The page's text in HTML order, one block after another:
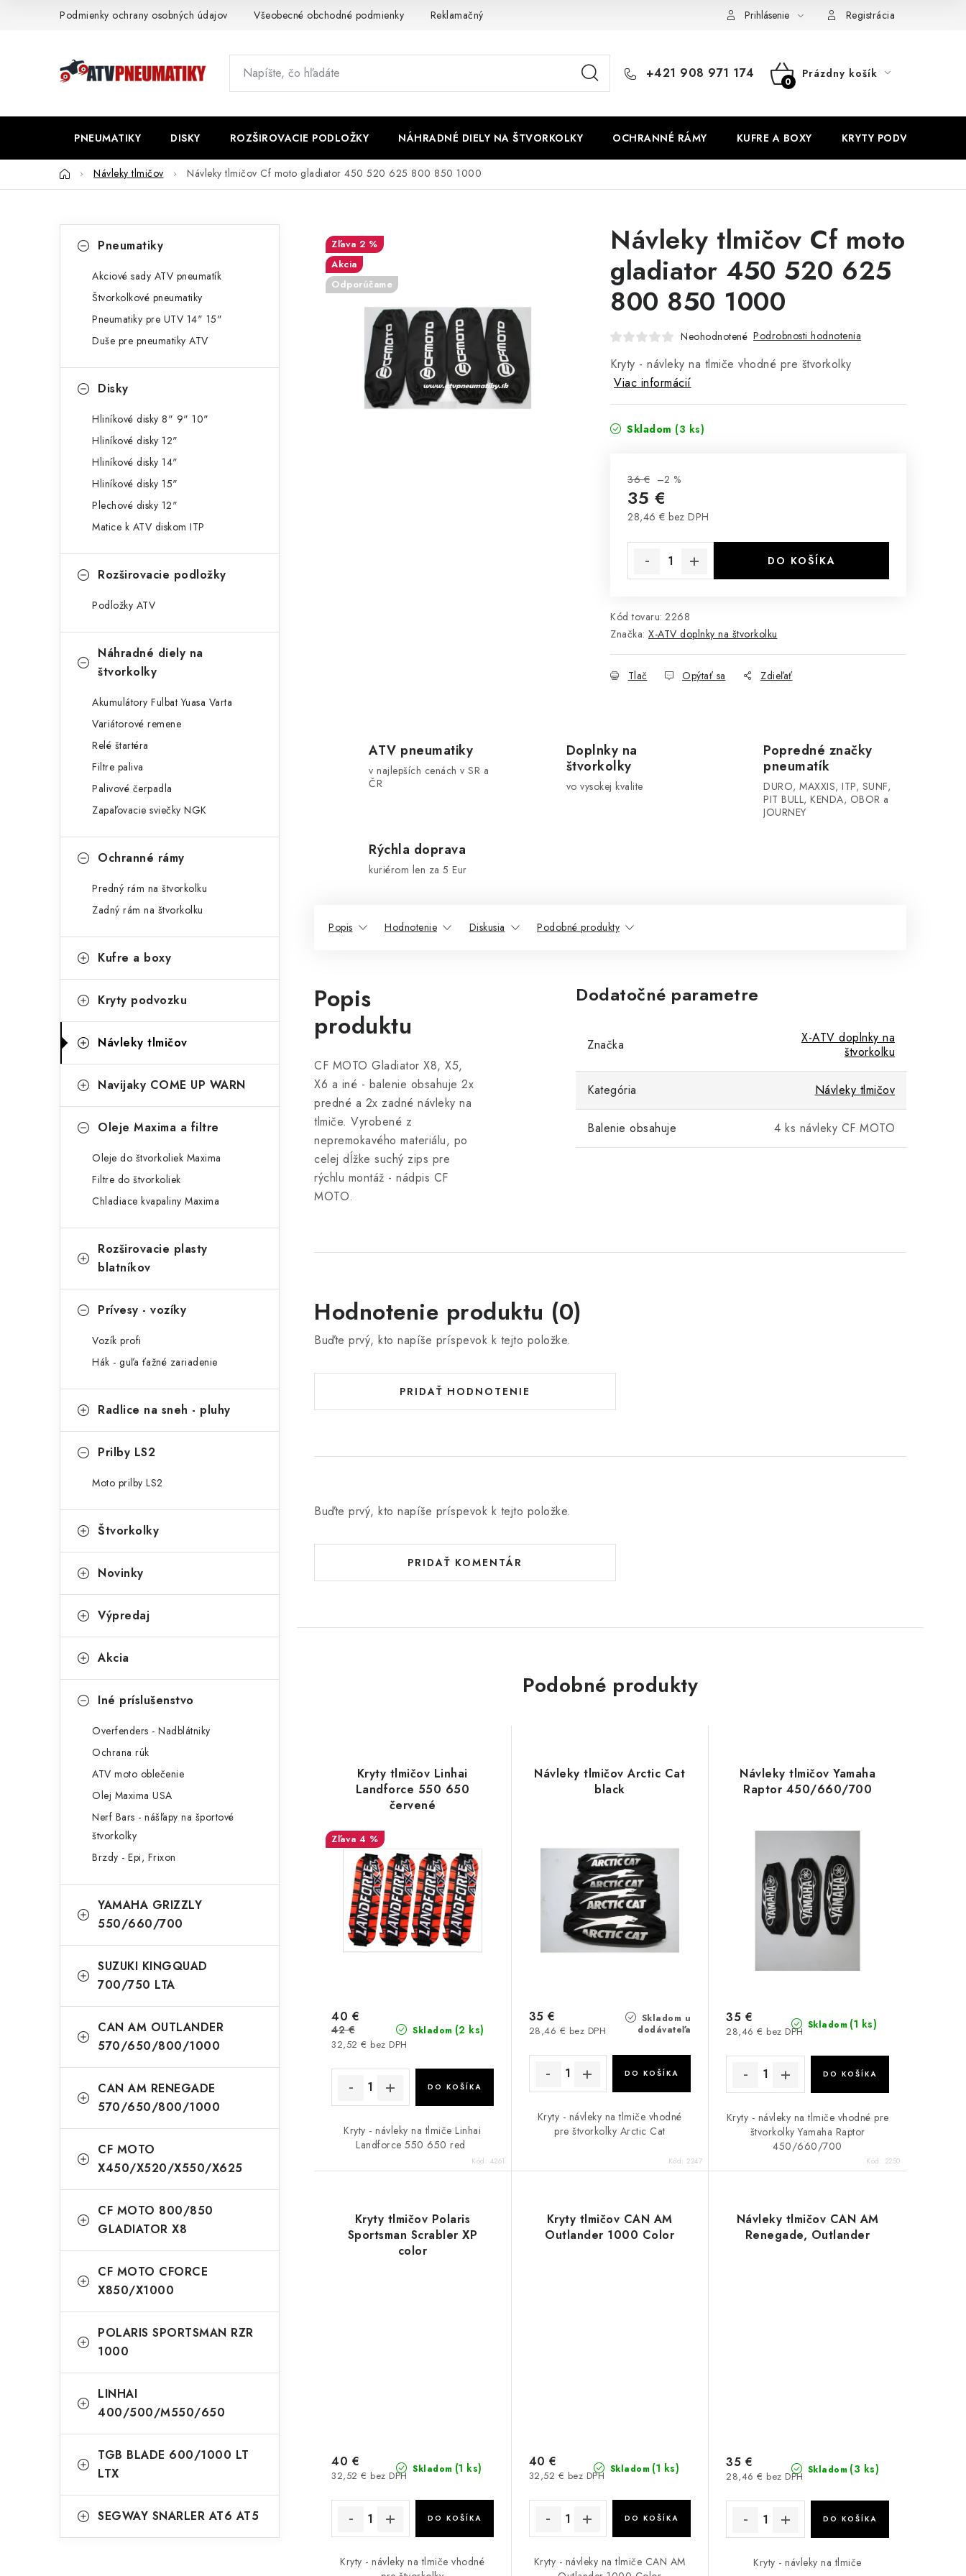
Podmienky ochrany osobných údajov Všeobecné obchodné podmienky Reklamačný poriadok - formulár Prihlásenie Registrácia
+421 908 971 174
NÁKUPNÝ
Prázdny košík
PNEUMATIKY DISKY ROZŠIROVACIE PODLOŽKY NÁHRADNÉ DIELY NA ŠTVORKOLKY OCHRANNÉ RÁMY KUFRE A BOXY KRYTY PODVOZKU
DomovNávleky tlmičov Návleky tlmičov Cf moto gladiator 450 520 625 800 850 1000
p
kategóriePneumatiky
Akciové sady ATV pneumatík
Štvorkolkové pneumatiky
Pneumatiky pre UTV 14" 15"
Duše pre pneumatiky ATV
Disky
Hliníkové disky 8" 9" 10"
Hliníkové disky 12"
Hliníkové disky 14"
Hliníkové disky 15"
Plechové disky 12"
Matice k ATV diskom ITP
Rozširovacie podložky
Podložky ATV
Náhradné diely na
štvorkolky
Akumulátory Fulbat Yuasa Varta
Variátorové remene
Relé štartéra
Filtre paliva
Palivové čerpadla
Zapaľovacie sviečky NGK
Ochranné rámy
Predný rám na štvorkolku
Zadný rám na štvorkolku
Kufre a boxy
Kryty podvozku
Návleky tlmičov
Navijaky COME UP WARN
Oleje Maxima a filtre
Oleje do štvorkoliek Maxima
Filtre do štvorkoliek
Chladiace kvapaliny Maxima
Rozširovacie plasty
blatníkov
Prívesy - vozíky
Vozík profi
Hák - guľa ťažné zariadenie
Radlice na sneh - pluhy
Prilby LS2
Moto prilby LS2
Štvorkolky
Novinky
Výpredaj
Akcia
Iné príslušenstvo
Overfenders - Nadblátniky
Ochrana rúk
ATV moto oblečenie
Olej Maxima USA
Nerf Bars - nášľapy na športové
štvorkolky
Brzdy - Epi, Frixon
YAMAHA GRIZZLY
550/660/700
SUZUKI KINGQUAD
700/750 LTA
CAN AM OUTLANDER
570/650/800/1000
CAN AM RENEGADE
570/650/800/1000
CF MOTO
X450/X520/X550/X625
CF MOTO 800/850
GLADIATOR X8
CF MOTO CFORCE
X850/X1000
POLARIS SPORTSMAN RZR
1000
LINHAI
400/500/M550/650
TGB BLADE 600/1000 LT
LTX
SEGWAY SNARLER AT6 AT5
Návleky tlmičov Cf moto
gladiator 450 520 625
800 850 1000
Neohodnotené Podrobnosti hodnotenia
Kryty - návleky na tlmiče vhodné pre štvorkolky
Viac informácií
Skladom (3 ks)
36 € –2 %
35 €
28,46 € bez DPH
DO KOŠÍKA
Kód tovaru: 2268
Značka: X-ATV doplnky na štvorkolku
Tlač Opýtať sa Zdieľať
2 %
Akcia
Odporúčame
ATV pneumatiky
v najlepších cenách v SR a
ČR
Doplnky na
štvorkolky
vo vysokej kvalite
Popredné značky
pneumatík
DURO, MAXXIS, ITP, SUNF,
PIT BULL, KENDA, OBOR a
JOURNEY
Rýchla doprava
kuriérom len za 5 Eur
Popis Hodnotenie Diskusia Podobné produkty
Popis
produktu
CF MOTO Gladiator X8, X5,
X6 a iné - balenie obsahuje 2x
predné a 2x zadné návleky na
tlmiče. Vyrobené z
nepremokavého materiálu, po
celej dĺžke suchý zips pre
rýchlu montáž - nádpis CF
MOTO.
Dodatočné parametre
Značka
X-ATV doplnky na
štvorkolku
Kategória Návleky tlmičov
Balenie obsahuje 4 ks návleky CF MOTO
Hodnotenie produktu (0)
Buďte prvý, kto napíše príspevok k tejto položke.
PRIDAŤ HODNOTENIE
Buďte prvý, kto napíše príspevok k tejto položke.
PRIDAŤ KOMENTÁR
Podobné produkty
Kryty tlmičov Linhai
Landforce 550 650
červené
4 %
Skladom (2 ks)
32,52 € bez DPH
40 €
42 €
DO KOŠÍKA
Kryty - návleky na tlmiče Linhai
Landforce 550 650 red
Kód: 4261
Návleky tlmičov Arctic Cat
black
Skladom u
dodávateľa
28,46 € bez DPH
35 €
DO KOŠÍKA
Kryty - návleky na tlmiče vhodné
pre štvorkolky Arctic Cat
Kód: 2247
Návleky tlmičov Yamaha
Raptor 450/660/700
Skladom (1 ks)
28,46 € bez DPH
35 €
DO KOŠÍKA
Kryty - návleky na tlmiče vhodné pre
štvorkolky Yamaha Raptor
450/660/700
Kód: 2250
Kryty tlmičov Polaris
Sportsman Scrabler XP
color
Skladom (1 ks)
32,52 € bez DPH
40 €
DO KOŠÍKA
Kryty - návleky na tlmiče vhodné
Kryty tlmičov CAN AM
Outlander 1000 Color
Skladom (1 ks)
32,52 € bez DPH
40 €
DO KOŠÍKA
Kryty - návleky na tlmiče CAN AM
Návleky tlmičov CAN AM
Renegade, Outlander
Skladom (3 ks)
28,46 € bez DPH
35 €
DO KOŠÍKA
Kryty - návleky na tlmiče